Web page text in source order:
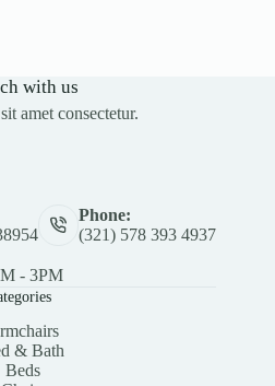
with us
amet consectetur.
Phone:
(321) 578 393 4937
- 3PM
& Bath
Beds